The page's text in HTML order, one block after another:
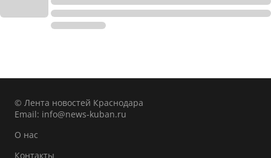
© Лента новостей Краснодара
Email: info@news-kuban.ru
О нас
Контакты